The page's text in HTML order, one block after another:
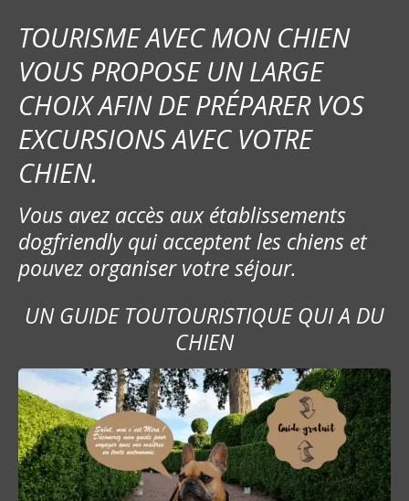
TOURISME AVEC MON CHIEN
VOUS PROPOSE UN LARGE
CHOIX AFIN DE PRÉPARER VOS
EXCURSIONS AVEC VOTRE
CHIEN.
Vous avez accès aux établissements
dogfriendly qui acceptent les chiens et
pouvez organiser votre séjour.
UN GUIDE TOUTOURISTIQUE QUI A DU
CHIEN